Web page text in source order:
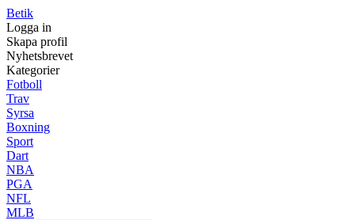
Betik
Logga in
Skapa profil
Nyhetsbrevet
Kategorier
Fotboll
Trav
Syrsa
Boxning
Sport
Dart
NBA
PGA
NFL
MLB